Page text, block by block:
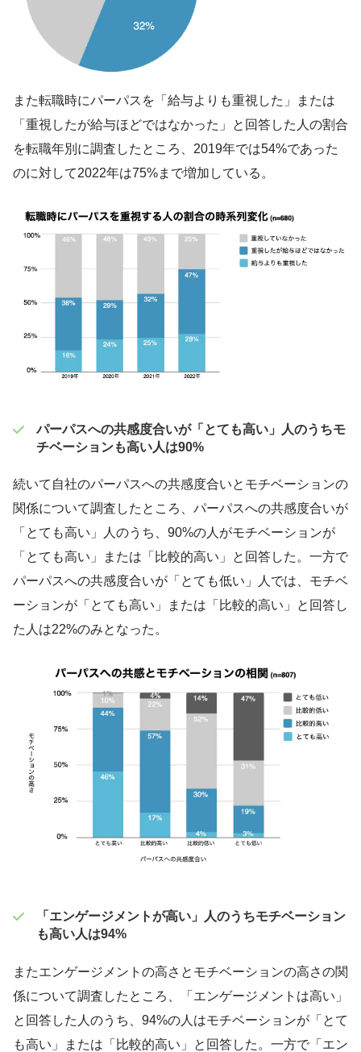
また転職時にパーパスを「給与よりも重視した」または
「重視したが給与ほどではなかった」と回答した人の割合
を転職年別に調査したところ、2019年では54%であった
のに対して2022年は75%まで増加している。
パーパスへの共感度合いが「とても高い」人のうちモ
チベーションも高い人は90%
続いて自社のパーパスへの共感度合いとモチベーションの
関係について調査したところ、パーパスへの共感度合いが
「とても高い」人のうち、90%の人がモチベーションが
「とても高い」または「比較的高い」と回答した。一方で
パーパスへの共感度合いが「とても低い」人では、モチベ
ーションが「とても高い」または「比較的高い」と回答し
た人は22%のみとなった。
「エンゲージメントが高い」人のうちモチベーション
も高い人は94%
またエンゲージメントの高さとモチベーションの高さの関
係について調査したところ、「エンゲージメントは高い」
と回答した人のうち、94%の人はモチベーションが「とて
も高い」または「比較的高い」と回答した。一方で「エン